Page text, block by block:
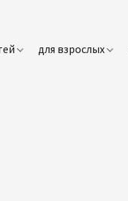
для взрослых